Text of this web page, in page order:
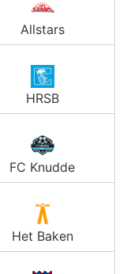
Allstars
HRSB
FC Knudde
Het Baken